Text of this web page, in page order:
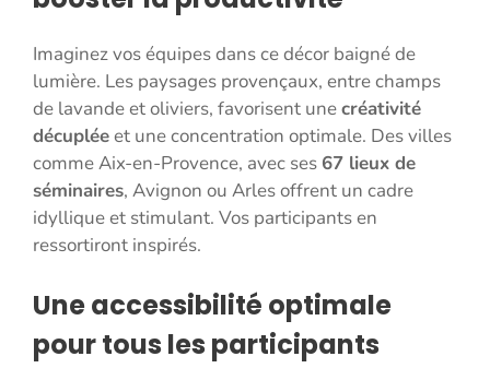
Imaginez vos équipes dans ce décor baigné de
lumière. Les paysages provençaux, entre champs
de lavande et oliviers, favorisent unecréativité
décupléeet une concentration optimale. Des villes
comme Aix-en-Provence, avec ses 67 lieux de
séminaires, Avignon ou Arles offrent un cadre
idyllique et stimulant. Vos participants en
ressortiront inspirés.
Une accessibilité optimale
pour tous les participants